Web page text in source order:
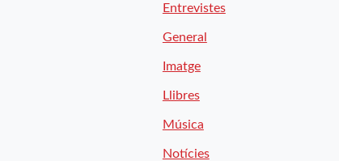
Entrevistes
General
Imatge
Llibres
Música
Notícies